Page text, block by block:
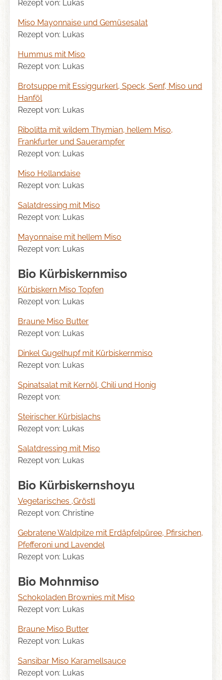
Rezept von: Lukas
Miso Mayonnaise und Gemüsesalat
Rezept von: Lukas
Hummus mit Miso
Rezept von: Lukas
Brotsuppe mit Essiggurkerl, Speck, Senf, Miso und
Hanföl
Rezept von: Lukas
Ribolitta mit wildem Thymian, hellem Miso,
Frankfurter und Sauerampfer
Rezept von: Lukas
Miso Hollandaise
Rezept von: Lukas
Salatdressing mit Miso
Rezept von: Lukas
Mayonnaise mit hellem Miso
Rezept von: Lukas
Bio Kürbiskernmiso
Kürbiskern Miso Topfen
Rezept von: Lukas
Braune Miso Butter
Rezept von: Lukas
Dinkel Gugelhupf mit Kürbiskernmiso
Rezept von: Lukas
Spinatsalat mit Kernöl, Chili und Honig
Rezept von:
Steirischer Kürbislachs
Rezept von: Lukas
Salatdressing mit Miso
Rezept von: Lukas
Bio Kürbiskernshoyu
Vegetarisches ‚Gröstl
Rezept von: Christine
Gebratene Waldpilze mit Erdäpfelpüree, Pfirsichen,
Pfefferoni und Lavendel
Rezept von: Lukas
Bio Mohnmiso
Schokoladen Brownies mit Miso
Rezept von: Lukas
Braune Miso Butter
Rezept von: Lukas
Sansibar Miso Karamellsauce
Rezept von: Lukas